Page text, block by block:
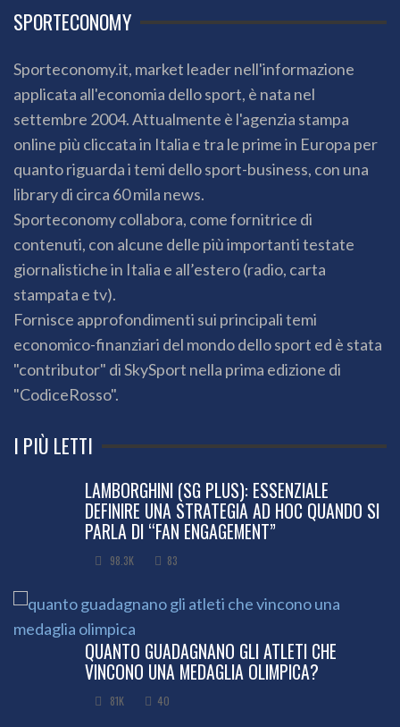
SPORTECONOMY
Sporteconomy.it, market leader nell'informazione
applicata all'economia dello sport, è nata nel
settembre 2004. Attualmente è l'agenzia stampa
online più cliccata in Italia e tra le prime in Europa per
quanto riguarda i temi dello sport-business, con una
library di circa 60 mila news.
Sporteconomy collabora, come fornitrice di
contenuti, con alcune delle più importanti testate
giornalistiche in Italia e all’estero (radio, carta
stampata e tv).
Fornisce approfondimenti sui principali temi
economico-finanziari del mondo dello sport ed è stata
"contributor" di SkySport nella prima edizione di
"CodiceRosso".
I PIÙ LETTI
LAMBORGHINI (SG PLUS): ESSENZIALE
DEFINIRE UNA STRATEGIA AD HOC QUANDO SI
PARLA DI “FAN ENGAGEMENT”
98.3K 83
QUANTO GUADAGNANO GLI ATLETI CHE
VINCONO UNA MEDAGLIA OLIMPICA?
81K 40